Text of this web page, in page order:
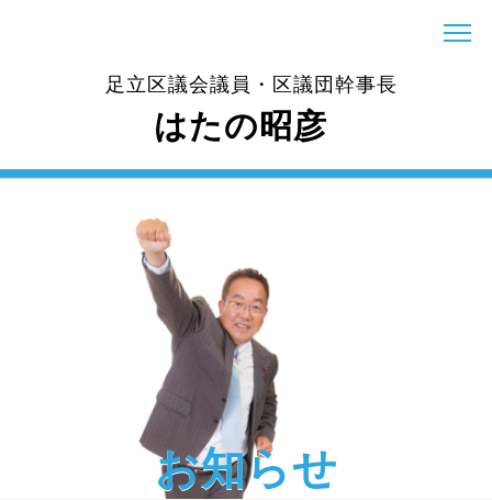
足立区議会議員・区議団幹事長
はたの昭彦
お知らせ